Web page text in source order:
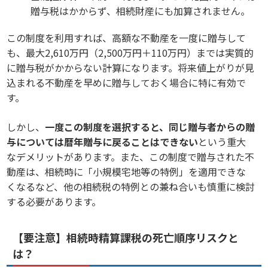
贈与税はかからず、相続財産にも加算されません。
この制度を利用すれば、高額な不動産を一度に贈与して
も、最大2,610万円（2,500万円＋110万円）までは実質的
に贈与税がかからない計算になります。将来値上がりが見
込まれる不動産を早めに贈与しておく場合に特に有効で
す。
しかし、 一度この制度を選択すると、同じ贈与者からの贈
与については暦年贈与に戻ることはできないという重大
なデメリットがあります。また、この制度で贈与された不
動産は、相続時に「小規模宅地等の特例」を適用できな
くなるなど、他の相続税の特例との兼ね合いも慎重に検討
する必要があります。
【要注意】相続時精算課税の死亡順序リスクと
は？